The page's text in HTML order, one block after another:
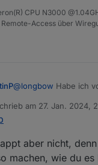
CPU N3000
Access über
@longbow Habe ich
am 27. Jan. 2024,
editiert von
aber nicht,
machen, wie du